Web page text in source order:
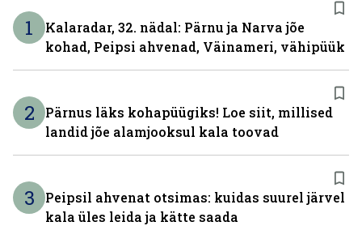
1
Kalaradar, 32. nädal: Pärnu ja Narva jõe
kohad, Peipsi ahvenad, Väinameri, vähipüük
2
Pärnus läks kohapüügiks! Loe siit, millised
landid jõe alamjooksul kala toovad
3
Peipsil ahvenat otsimas: kuidas suurel järvel
kala üles leida ja kätte saada